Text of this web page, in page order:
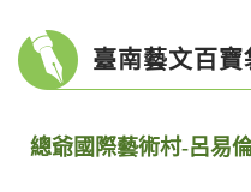
臺南藝文百寶
總爺國際藝術村-呂易